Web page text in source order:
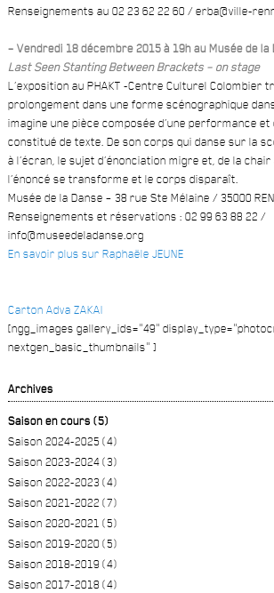
Renseignements au 02 23 62 22 60 / erba@ville-
– Vendredi 18 décembre 2015 à 19h au Musée de
Last Seen Stanting Between Brackets – on stage
L’exposition au PHAKT -Centre Culturel Colombier
prolongement dans une forme scénographique
imagine une pièce composée d’une performance et
constitué de texte. De son corps qui danse sur la
à l’écran, le sujet d’énonciation migre et, de la
l’énoncé se transforme et le corps disparaît.
Musée de la Danse – 38 rue Ste Mélaine / 35000
Renseignements et réservations : 02 99 63 88 22 /
info@museedeladanse.org
En savoir plus sur Raphaële JEUNE
Carton Adva ZAKAI
[ngg_images gallery_ids="49"
nextgen_basic_thumbnails" ]
Archives
Saison en cours (5)
Saison 2024-2025 (4)
Saison 2023-2024 (3)
Saison 2022-2023 (4)
Saison 2021-2022 (7)
Saison 2020-2021 (5)
Saison 2019-2020 (5)
Saison 2018-2019 (4)
Saison 2017-2018 (4)